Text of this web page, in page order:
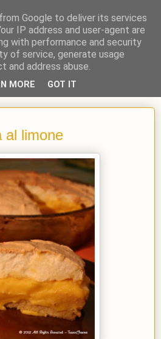
al limone
Google to deliver its services
IP address and user-agent are
with performance and security
of service, generate usage
address abuse.
MORE GOT IT